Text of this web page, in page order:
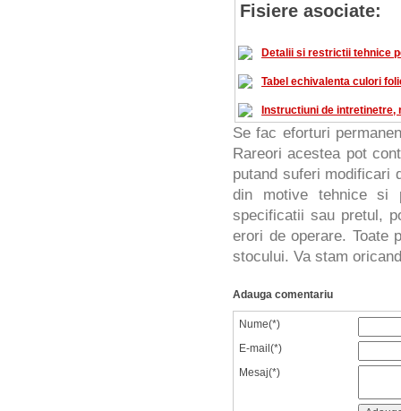
Fisiere asociate:
Detalii si restrictii tehnice
Tabel echivalenta culori
Instructiuni de intretinetre,
Se fac eforturi
Rareori acestea pot
putand suferi modificari
din motive tehnice si
specificatii sau pretul,
erori de operare. Toate
stocului. Va stam
Adauga comentariu
Nume(*)
E-mail(*)
Mesaj(*)